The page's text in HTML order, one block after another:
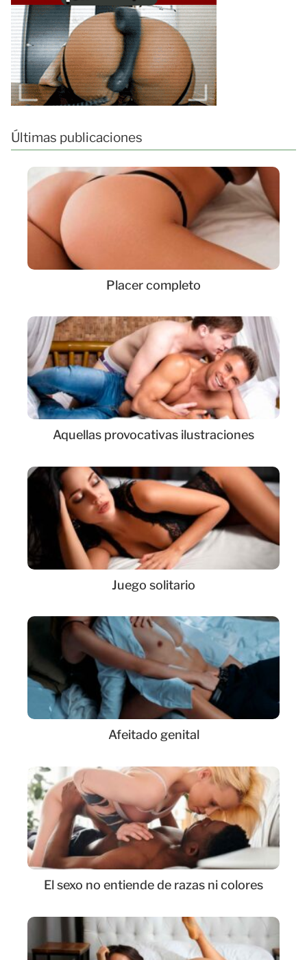
Últimas publicaciones
Placer completo
Aquellas provocativas ilustraciones
Juego solitario
Afeitado genital
El sexo no entiende de razas ni colores